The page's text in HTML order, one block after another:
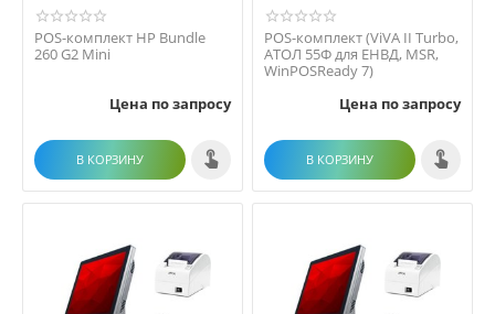
POS-комплект HP Bundle
260 G2 Mini
Цена по запросу
В КОРЗИНУ
POS-комплект (ViVA II Turbo,
АТОЛ 55Ф для ЕНВД, MSR,
WinPOSReady 7)
Цена по запросу
В КОРЗИНУ